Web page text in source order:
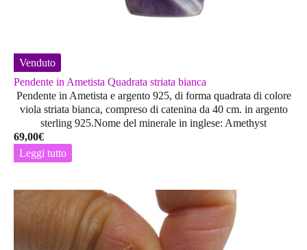
Venduto
Pendente in Ametista Quadrata striata bianca
Pendente in Ametista e argento 925, di forma quadrata di colore
viola striata bianca, compreso di catenina da 40 cm. in argento
sterling 925.Nome del minerale in inglese: Amethyst
69,00€
Leggi tutto